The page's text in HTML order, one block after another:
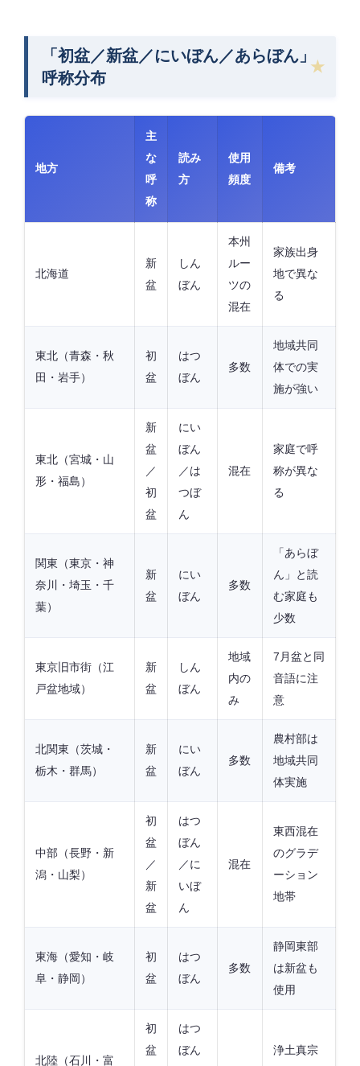
「初盆／新盆／にいぼん／あらぼん」
呼称分布
地方
主
な
呼
称
読み
方
使用
頻度
備考
北海道
新
盆
しん
ぼん
本州
ルー
ツの
混在
家族出身
地で異な
る
東北（青森・秋
田・岩手）
初
盆
はつ
ぼん
多数
地域共同
体での実
施が強い
東北（宮城・山
形・福島）
新
盆
／
初
盆
にい
ぼん
／は
つぼ
ん
混在
家庭で呼
称が異な
る
関東（東京・神
奈川・埼玉・千
葉）
新
盆
にい
ぼん
多数
「あらぼ
ん」と読
む家庭も
少数
東京旧市街（江
戸盆地域）
新
盆
しん
ぼん
地域
内の
み
7月盆と同
音語に注
意
北関東（茨城・
栃木・群馬）
新
盆
にい
ぼん
多数
農村部は
地域共同
体実施
中部（長野・新
潟・山梨）
初
盆
／
新
盆
はつ
ぼん
／に
いぼ
ん
混在
東西混在
のグラデ
ーション
地帯
東海（愛知・岐
阜・静岡）
初
盆
はつ
ぼん
多数
静岡東部
は新盆も
使用
北陸（石川・富
初
盆
はつ
ぼん
浄土真宗